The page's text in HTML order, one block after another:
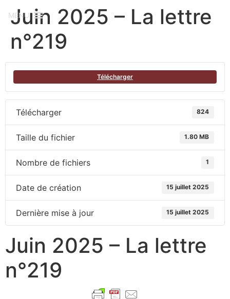
MENU
Juin 2025 – La lettre
n°219
Télécharger
Télécharger 824
Taille du fichier 1.80 MB
Nombre de fichiers 1
Date de création 15 juillet 2025
Dernière mise à jour 15 juillet 2025
Juin 2025 – La lettre
n°219